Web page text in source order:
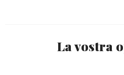
La vostra